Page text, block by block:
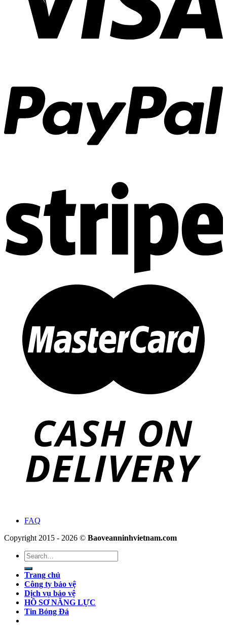
FAQ
Copyright 2015 - 2026 © Baoveanninhvietnam.com
Search
for:
Trang chủ
Công ty bảo vệ
Dịch vụ bảo vệ
HỒ SƠ NĂNG LỰC
Tin Bóng Đá